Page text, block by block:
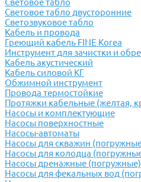
Световое табло
Световое табло двусторонние
Светозвуковое табло
Кабель и провода
Греющий кабель FINE Korea
Инструмент для зачистки и
Кабель акустический
Кабель силовой КГ
Обжимной инструмент
Провода термостойкие
Протяжки кабельные (желтая,
Насосы и комплектующие
Насосы поверхностные
Насосы-автоматы
Насосы для скважин
Насосы для колодца
Насосы дренажные (погружные)
Насосы для фекальных вод